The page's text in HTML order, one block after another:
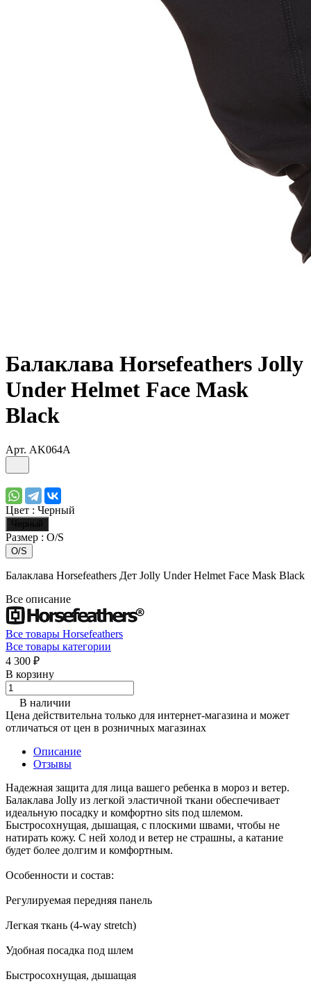
Балаклава Horsefeathers Jolly
Under Helmet Face Mask
Black
Арт. AK064A
Цвет : Черный
Черный
Размер : O/S
O/S
Балаклава Horsefeathers Дет Jolly Under Helmet Face Mask Black
Все описание
Все товары Horsefeathers
Все товары категории
4 300 ₽
В корзину
В наличии
Цена действительна только для интернет-магазина и может
отличаться от цен в розничных магазинах
Описание
Отзывы
Надежная защита для лица вашего ребенка в мороз и ветер.
Балаклава Jolly из легкой эластичной ткани обеспечивает
идеальную посадку и комфортно sits под шлемом.
Быстросохнущая, дышащая, с плоскими швами, чтобы не
натирать кожу. С ней холод и ветер не страшны, а катание
будет более долгим и комфортным.
Особенности и состав:
Регулируемая передняя панель
Легкая ткань (4-way stretch)
Удобная посадка под шлем
Быстросохнущая, дышащая